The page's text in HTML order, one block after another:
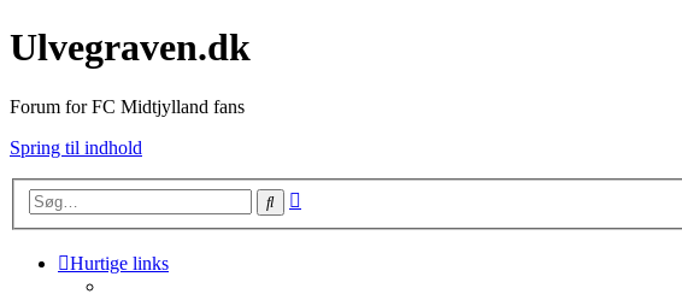
Ulvegraven.dk
Forum for FC Midtjylland fans
Spring til indhold
Søg
Hurtige links